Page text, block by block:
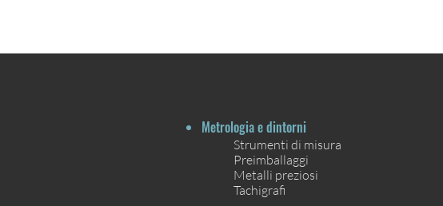
Metrologia e dintorni
Strumenti di misura
Preimballaggi
Metalli preziosi
Tachigrafi